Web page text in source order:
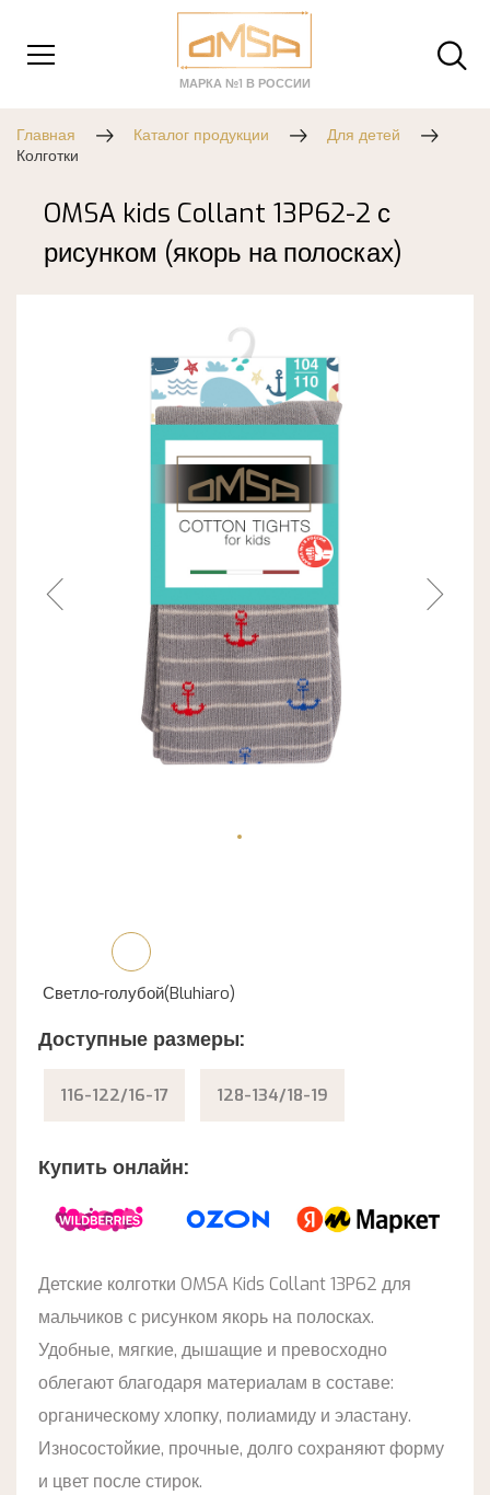
МАРКА №1 В РОССИИ
Главная Каталог продукции
Для детей
Колготки
OMSA kids Collant 13P62-2 с
рисунком (якорь на полосках)
Светло-голубой(Bluhiaro)
Доступные размеры:
116-122/16-17 128-134/18-19
Купить онлайн:
Детские колготки OMSA Kids Collant 13P62 для
мальчиков с рисунком якорь на полосках.
Удобные, мягкие, дышащие и превосходно
облегают благодаря материалам в составе:
органическому хлопку, полиамиду и эластану.
Износостойкие, прочные, долго сохраняют форму
и цвет после стирок.